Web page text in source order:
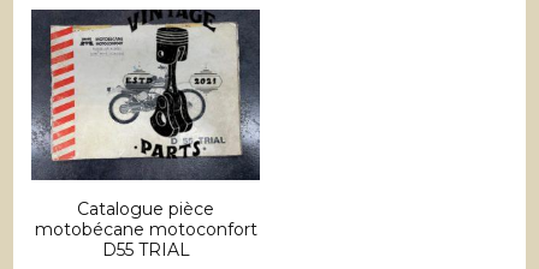
Catalogue pièce
motobécane motoconfort
D55 TRIAL